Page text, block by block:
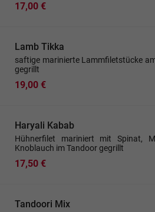
17,00 €
Lamb Tikka
saftige marinierte Lammfiletstücke
gegrillt
19,00 €
Haryali Kabab
Hühnerfilet mariniert mit Spinat,
Knoblauch im Tandoor gegrillt
17,50 €
Tandoori Mix